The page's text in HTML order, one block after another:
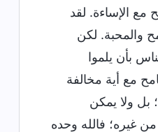
مع الإساءة. لقد
والمحبة. لكن
بأن يلموا
مع أية مخالفة
بل ولا يمكن
غيره؛ فالله وحده